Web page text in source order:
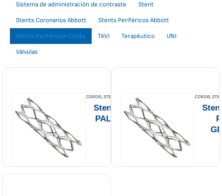
Sistema de administración de contraste
Stent
Stents Coronarios Abbott
Stents Periféricos Abbott
Stents Periféricos Cordis
TAVI Terapéutico
UNI
Válvulas
CORDIS,STENTS PERIFÉRICOS CORDIS
Stent periférico
PALMAZ BLUE
CORDIS,